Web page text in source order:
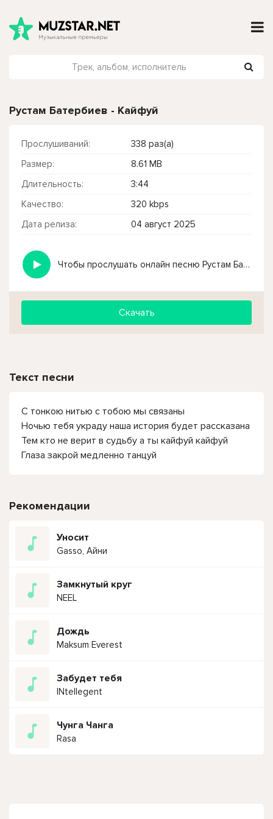
Рустам Батербиев - Кайфуй
Прослушиваний:
338 раз(а)
Размер:
8.61 MB
Длительность:
3:44
Качество:
320 kbps
Дата релиза:
04 август 2025
Чтобы прослушать онлайн песню Рустам Батербиев - Кайфуй нажмите на кнопку плей с светом зелений
Скачать
Текст песни
С тонкою нитью с тобою мы связаны
Ночью тебя украду наша история будет рассказана
Тем кто не верит в судьбу а ты кайфуй кайфуй
Глаза закрой медленно танцуй
Рекомендации
Уносит
Gasso, Айни
Замкнутый круг
NEEL
Дождь
Maksum Everest
Забудет тебя
INtellegent
Чунга Чанга
Rasa